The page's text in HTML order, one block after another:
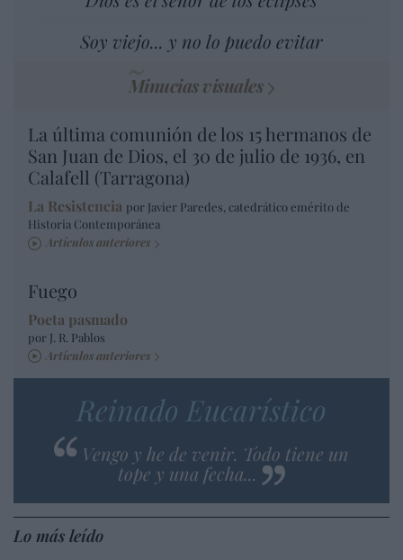
Soy viejo... y no lo puedo evitar
Minucias visuales
La última comunión de los 15 hermanos de
San Juan de Dios, el 30 de julio de 1936, en
Calafell (Tarragona)
La Resistencia por Javier Paredes, catedrático emérito de
Historia Contemporánea
Artículos anteriores
Fuego
Poeta pasmado
por J. R. Pablos
Artículos anteriores
Reinado Eucarístico
Vengo y he de venir. Todo tiene un
tope y una fecha...
Lo más leído